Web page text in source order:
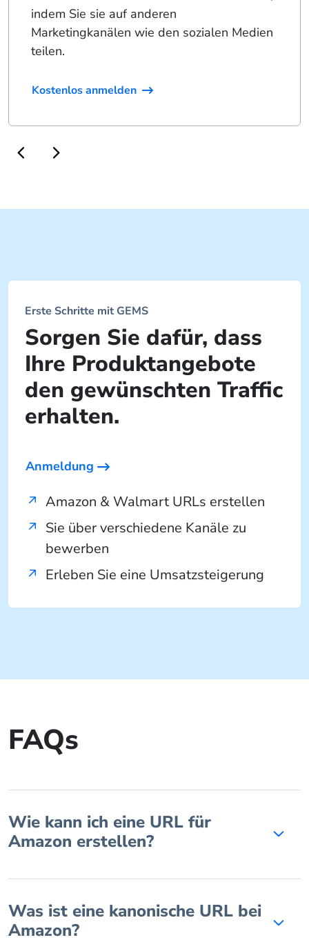
indem Sie sie auf anderen
Marketingkanälen wie den sozialen Medien
teilen.
Kostenlos anmelden
Erste Schritte mit GEMS
Sorgen Sie dafür, dass
Ihre Produktangebote
den gewünschten Traffic
erhalten.
Anmeldung
Amazon & Walmart URLs erstellen
Sie über verschiedene Kanäle zu
bewerben
Erleben Sie eine Umsatzsteigerung
FAQs
Wie kann ich eine URL für
Amazon erstellen?
Was ist eine kanonische URL bei
Amazon?